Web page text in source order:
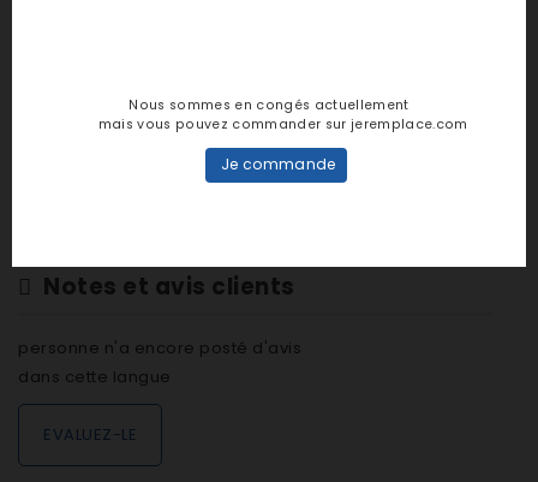
AJOUTER AU PANIER
Notes et avis clients
personne n'a encore posté d'avis
dans cette langue
EVALUEZ-LE
Nous sommes en congés actuellement
mais vous pouvez commander sur jeremplace.com
Je commande